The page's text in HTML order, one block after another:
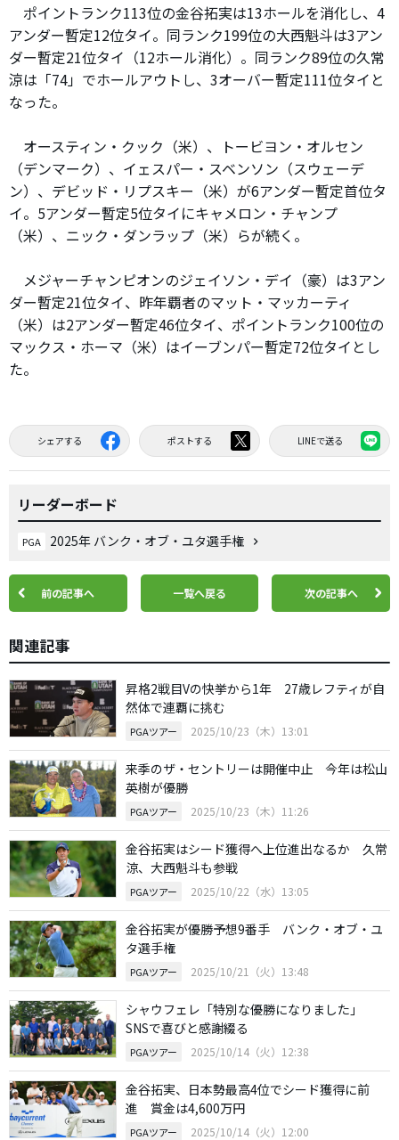
ポイントランク113位の金谷拓実は13ホールを消化し、4
アンダー暫定12位タイ。同ランク199位の大西魁斗は3アン
ダー暫定21位タイ（12ホール消化）。同ランク89位の久常
涼は「74」でホールアウトし、3オーバー暫定111位タイと
なった。
オースティン・クック（米）、トービヨン・オルセン
（デンマーク）、イェスパー・スベンソン（スウェーデ
ン）、デビッド・リプスキー（米）が6アンダー暫定首位タ
イ。5アンダー暫定5位タイにキャメロン・チャンプ
（米）、ニック・ダンラップ（米）らが続く。
メジャーチャンピオンのジェイソン・デイ（豪）は3アン
ダー暫定21位タイ、昨年覇者のマット・マッカーティ
（米）は2アンダー暫定46位タイ、ポイントランク100位の
マックス・ホーマ（米）はイーブンパー暫定72位タイとし
た。
シェアする ポストする LINEで送る
リーダーボード
PGA 2025年 バンク・オブ・ユタ選手権
前の記事へ 一覧へ戻る 次の記事へ
関連記事
昇格2戦目Vの快挙から1年 27歳レフティが自
然体で連覇に挑む
PGAツアー 2025/10/23（木）13:01
来季のザ・セントリーは開催中止 今年は松山
英樹が優勝
PGAツアー 2025/10/23（木）11:26
金谷拓実はシード獲得へ上位進出なるか 久常
涼、大西魁斗も参戦
PGAツアー 2025/10/22（水）13:05
金谷拓実が優勝予想9番手 バンク・オブ・ユ
タ選手権
PGAツアー 2025/10/21（火）13:48
シャウフェレ「特別な優勝になりました」
SNSで喜びと感謝綴る
PGAツアー 2025/10/14（火）12:38
金谷拓実、日本勢最高4位でシード獲得に前
進 賞金は4,600万円
PGAツアー 2025/10/14（火）12:00